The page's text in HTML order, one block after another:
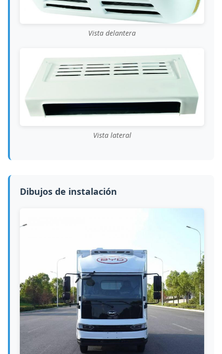
Vista delantera
Vista lateral
Dibujos de instalación